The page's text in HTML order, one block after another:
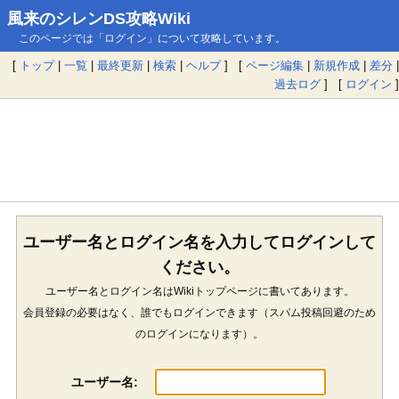
風来のシレンDS攻略Wiki
このページでは「ログイン」について攻略しています。
[ トップ| 一覧 | 最終更新 | 検索 | ヘルプ] [ ページ編集 | 新規作成 | 差分 |
過去ログ ] [ ログイン ]
ユーザー名とログイン名を入力してログインして
ください。
ユーザー名とログイン名はWikiトップページに書いてあります。
会員登録の必要はなく、誰でもログインできます（スパム投稿回避のため
のログインになります）。
ユーザー名: